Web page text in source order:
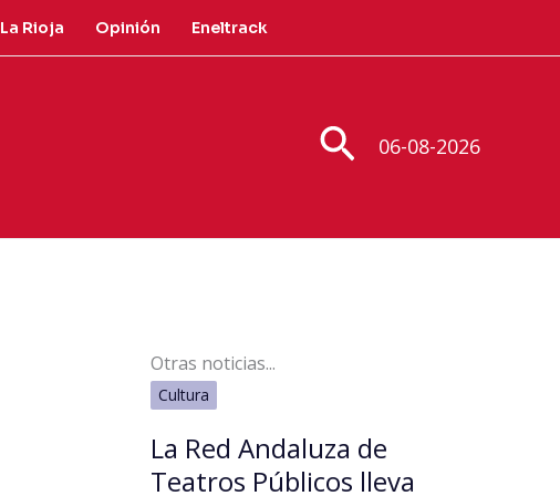
La Rioja Opinión Eneltrack
Buscar
06-08-2026
Otras noticias...
Cultura
La Red Andaluza de
Teatros Públicos lleva